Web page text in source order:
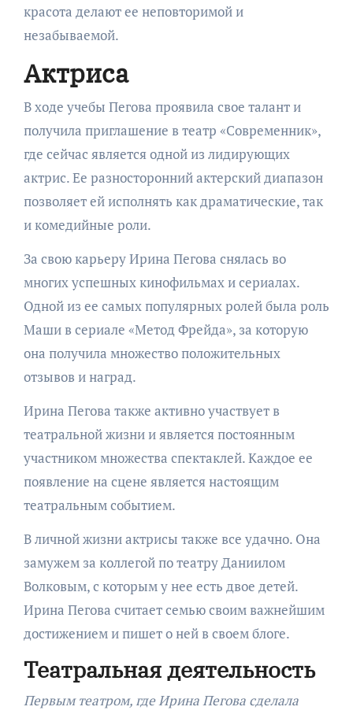
красота делают ее неповторимой и
незабываемой.
Актриса
В ходе учебы Пегова проявила свое талант и
получила приглашение в театр «Современник»,
где сейчас является одной из лидирующих
актрис. Ее разносторонний актерский диапазон
позволяет ей исполнять как драматические, так
и комедийные роли.
За свою карьеру Ирина Пегова снялась во
многих успешных кинофильмах и сериалах.
Одной из ее самых популярных ролей была роль
Маши в сериале «Метод Фрейда», за которую
она получила множество положительных
отзывов и наград.
Ирина Пегова также активно участвует в
театральной жизни и является постоянным
участником множества спектаклей. Каждое ее
появление на сцене является настоящим
театральным событием.
В личной жизни актрисы также все удачно. Она
замужем за коллегой по театру Даниилом
Волковым, с которым у нее есть двое детей.
Ирина Пегова считает семью своим важнейшим
достижением и пишет о ней в своем блоге.
Театральная деятельность
Первым театром, где Ирина Пегова сделала